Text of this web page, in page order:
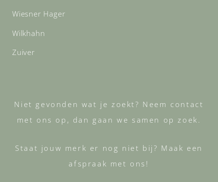
Wiesner Hager
Wilkhahn
Zuiver
Niet gevonden wat je zoekt? Neem contact
met ons op, dan gaan we samen op zoek.
Staat jouw merk er nog niet bij? Maak een
afspraak met ons!